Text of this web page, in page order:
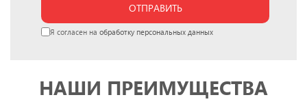
ОТПРАВИТЬ
Я согласен на обработку персональных данных
НАШИ ПРЕИМУЩЕСТВА